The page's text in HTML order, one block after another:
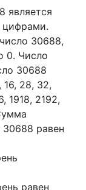
является
цифрами.
30688,
0. Число
30688
16, 28, 32,
1918, 2192,
30688 равен
равен